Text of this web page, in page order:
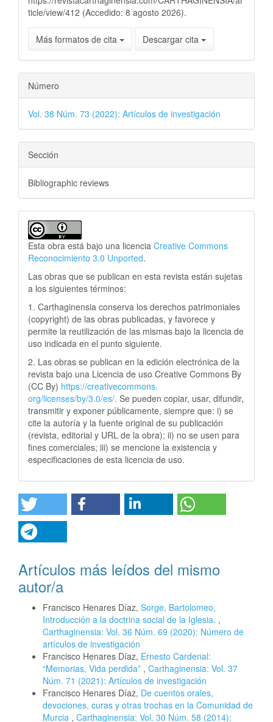
ticle/view/412 (Accedido: 8 agosto 2026).
Más formatos de cita Descargar cita
Número
Vol. 38 Núm. 73 (2022): Artículos de investigación
Sección
Bibliographic reviews
Esta obra está bajo una licencia Creative Commons
Reconocimiento 3.0 Unported.
Las obras que se publican en esta revista están sujetas
a los siguientes términos:
1. Carthaginensia conserva los derechos patrimoniales
(copyright) de las obras publicadas, y favorece y
permite la reutilización de las mismas bajo la licencia de
uso indicada en el punto siguiente.
2. Las obras se publican en la edición electrónica de la
revista bajo una Licencia de uso Creative Commons By
(CC By) https://creativecommons.
org/licenses/by/3.0/es/. Se pueden copiar, usar, difundir,
transmitir y exponer públicamente, siempre que: i) se
cite la autoría y la fuente original de su publicación
(revista, editorial y URL de la obra); ii) no se usen para
fines comerciales; iii) se mencione la existencia y
especificaciones de esta licencia de uso.
Artículos más leídos del mismo
autor/a
Francisco Henares Díaz, Sorge, Bartolomeo,
Introducción a la doctrina social de la Iglesia. ,
Carthaginensia: Vol. 36 Núm. 69 (2020): Número de
artículos de investigación
Francisco Henares Díaz, Ernesto Cardenal:
“Memorias, Vida perdida” , Carthaginensia: Vol. 37
Núm. 71 (2021): Artículos de investigación
Francisco Henares Díaz, De cuentos orales,
devociones, curas y otras trochas en la Comunidad de
Murcia , Carthaginensia: Vol. 30 Núm. 58 (2014):